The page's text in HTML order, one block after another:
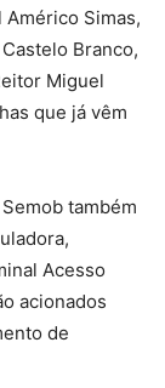
Américo Simas,
Branco,
Miguel
que já vêm
também
Acesso
acionados
de